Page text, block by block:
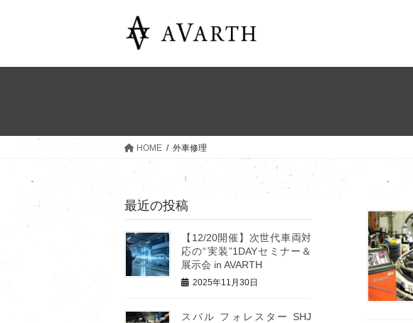
HOME 外車修理
最近の投稿
【12/20開催】次世代車両対
応の“実装”1DAYセミナー＆
展示会 in AVARTH
2025年11月30日
スバル フォレスター SHJ